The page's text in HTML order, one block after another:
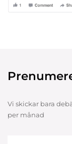
Vi skickar bara
per månad